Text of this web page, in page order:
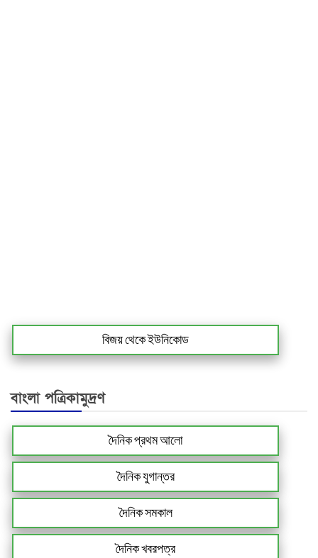
বিজয় থেকে ইউনিকোড
বাংলা পত্রিকামুদ্রণ
দৈনিক প্রথম আলো
দৈনিক যুগান্তর
দৈনিক সমকাল
দৈনিক খবরপত্র